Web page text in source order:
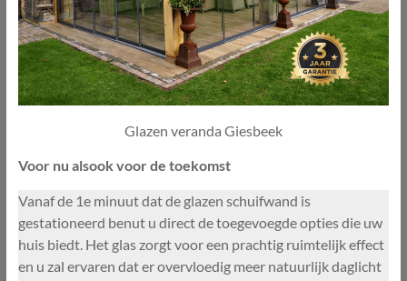
Glazen veranda Giesbeek
Voor nu alsook voor de toekomst
Vanaf de 1e minuut dat de glazen schuifwand is
gestationeerd benut u direct de toegevoegde opties die uw
huis biedt. Het glas zorgt voor een prachtig ruimtelijk effect
en u zal ervaren dat er overvloedig meer natuurlijk daglicht